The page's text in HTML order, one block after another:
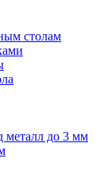
столам
до 3 мм